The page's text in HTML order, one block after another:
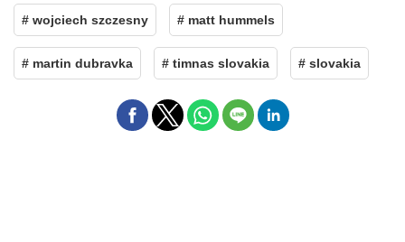
# wojciech szczesny # matt hummels
# martin dubravka # timnas slovakia # slovakia